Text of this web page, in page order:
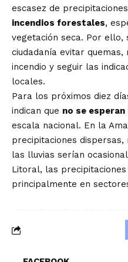
escasez de
incendios forestales,
vegetación seca. Por ello,
ciudadanía evitar
incendio y seguir las
locales.
Para los próximos diez
indican que no se
escala nacional. En la
precipitaciones
las lluvias serían
Litoral, las
principalmente en